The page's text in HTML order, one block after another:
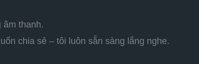
thanh.
chia sẻ – tôi luôn sẵn sàng lắng nghe.